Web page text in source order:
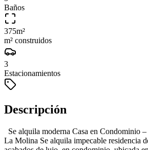
Baños
375m²
m² construidos
3
Estacionamientos
Descripción
Se alquila moderna Casa en Condominio
La Molina Se alquila impecable residencia